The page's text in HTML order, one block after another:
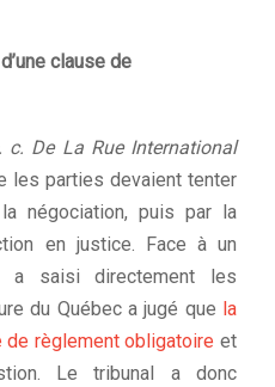
clause de
c. De La Rue International
les parties devaient tenter
négociation, puis par la
en justice. Face à un
a saisi directement les
du Québec a jugé que la
règlement obligatoire et
Le tribunal a donc